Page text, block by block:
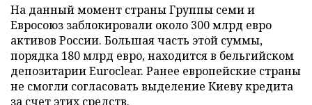
На данный момент страны Группы семи и
Евросоюз заблокировали около 300 млрд евро
активов России. Большая часть этой суммы,
порядка 180 млрд евро, находится в бельгийском
депозитарии Euroclear. Ранее европейские страны
не смогли согласовать выделение Киеву кредита
за счет этих средств.